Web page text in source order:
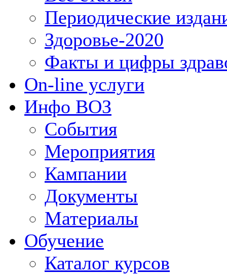
Периодические
Здоровье-2020
Факты и цифры
On-line услуги
Инфо ВОЗ
События
Мероприятия
Кампании
Документы
Материалы
Обучение
Каталог курсов